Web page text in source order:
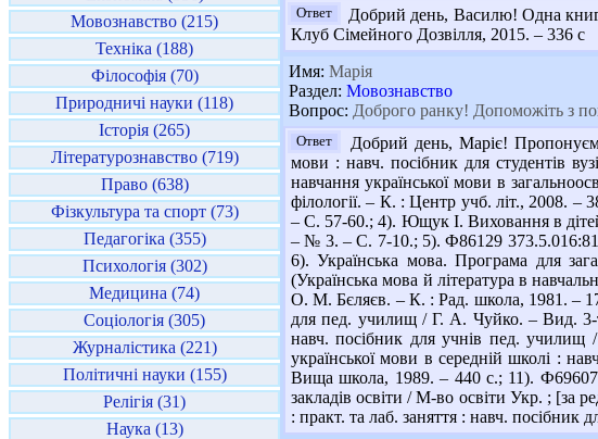
Мовознавство (215)
Техніка (188)
Філософія (70)
Природничі науки (118)
Історія (265)
Літературознавство (719)
Право (638)
Фізкультура та спорт (73)
Педагогіка (355)
Психологія (302)
Медицина (74)
Соціологія (305)
Журналістика (221)
Політичні науки (155)
Релігія (31)
Наука (13)
Ответ
Добрий день, Василю! Одна
Клуб Сімейного Дозвілля, 2015. – 336 с
Имя: Марія
Раздел: Мовознавство
Вопрос: Доброго ранку! Допоможіть з
Ответ
Добрий день, Маріє!
мови : навч. посібник для студентів
навчання української мови в
філології. – К. : Центр учб. літ., 2008. –
– С. 57-60.; 4). Ющук І. Виховання в
– № 3. – С. 7-10.; 5). Ф86129
6). Українська мова. Програма для
(Українська мова й література в
О. М. Бєляєв. – К. : Рад. школа, 1981. –
для пед. училищ / Г. А. Чуйко. – Вид. 3-
навч. посібник для учнів пед.
української мови в середній школі :
Вища школа, 1989. – 440 с.; 11). Ф69607
закладів освіти / М-во освіти Укр. ; [за
: практ. та лаб. заняття : навч.